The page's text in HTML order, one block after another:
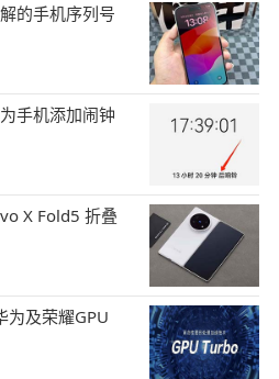
的手机序列号
手机添加闹钟
X Fold5 折叠
为及荣耀GPU